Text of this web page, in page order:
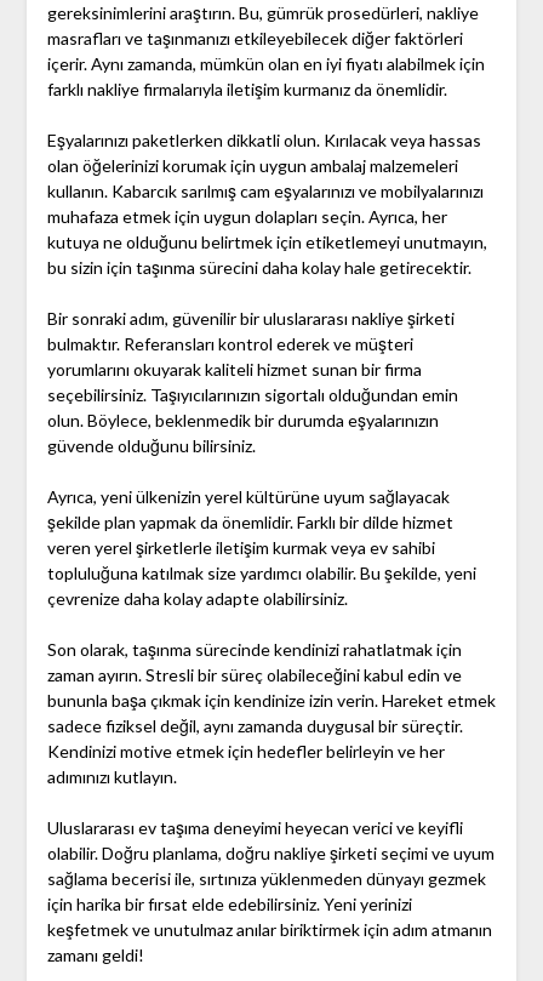
gereksinimlerini araştırın. Bu, gümrük prosedürleri, nakliye
masrafları ve taşınmanızı etkileyebilecek diğer faktörleri
içerir. Aynı zamanda, mümkün olan en iyi fiyatı alabilmek için
farklı nakliye firmalarıyla iletişim kurmanız da önemlidir.
Eşyalarınızı paketlerken dikkatli olun. Kırılacak veya hassas
olan öğelerinizi korumak için uygun ambalaj malzemeleri
kullanın. Kabarcık sarılmış cam eşyalarınızı ve mobilyalarınızı
muhafaza etmek için uygun dolapları seçin. Ayrıca, her
kutuya ne olduğunu belirtmek için etiketlemeyi unutmayın,
bu sizin için taşınma sürecini daha kolay hale getirecektir.
Bir sonraki adım, güvenilir bir uluslararası nakliye şirketi
bulmaktır. Referansları kontrol ederek ve müşteri
yorumlarını okuyarak kaliteli hizmet sunan bir firma
seçebilirsiniz. Taşıyıcılarınızın sigortalı olduğundan emin
olun. Böylece, beklenmedik bir durumda eşyalarınızın
güvende olduğunu bilirsiniz.
Ayrıca, yeni ülkenizin yerel kültürüne uyum sağlayacak
şekilde plan yapmak da önemlidir. Farklı bir dilde hizmet
veren yerel şirketlerle iletişim kurmak veya ev sahibi
topluluğuna katılmak size yardımcı olabilir. Bu şekilde, yeni
çevrenize daha kolay adapte olabilirsiniz.
Son olarak, taşınma sürecinde kendinizi rahatlatmak için
zaman ayırın. Stresli bir süreç olabileceğini kabul edin ve
bununla başa çıkmak için kendinize izin verin. Hareket etmek
sadece fiziksel değil, aynı zamanda duygusal bir süreçtir.
Kendinizi motive etmek için hedefler belirleyin ve her
adımınızı kutlayın.
Uluslararası ev taşıma deneyimi heyecan verici ve keyifli
olabilir. Doğru planlama, doğru nakliye şirketi seçimi ve uyum
sağlama becerisi ile, sırtınıza yüklenmeden dünyayı gezmek
için harika bir fırsat elde edebilirsiniz. Yeni yerinizi
keşfetmek ve unutulmaz anılar biriktirmek için adım atmanın
zamanı geldi!